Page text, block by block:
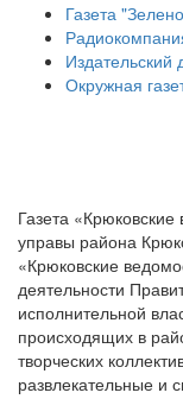
Газета
Издательский
Окружная
Газета
управы района
«Крюковские
деятельности
исполнительной
происходящих в
творческих
развлекательные и